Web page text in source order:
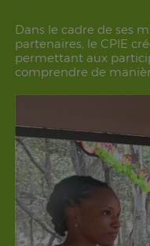
Dans le cadre de ses
partenaires, le CPIE
permettant aux
comprendre de